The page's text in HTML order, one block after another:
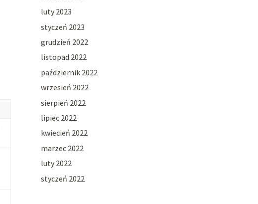
luty 2023
styczeń 2023
grudzień 2022
listopad 2022
październik 2022
wrzesień 2022
sierpień 2022
lipiec 2022
kwiecień 2022
marzec 2022
luty 2022
styczeń 2022